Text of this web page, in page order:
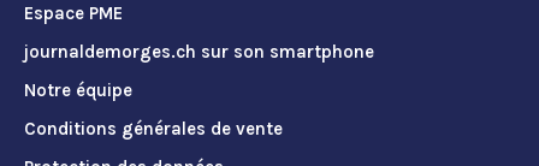
Espace PME
journaldemorges.ch sur son smartphone
Notre équipe
Conditions générales de vente